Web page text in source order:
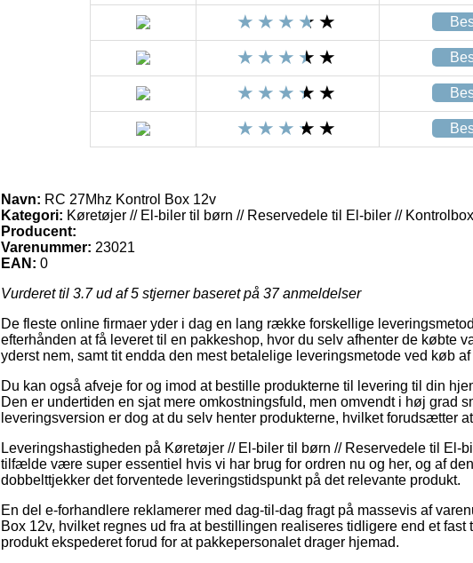
Navn: RC 27Mhz Kontrol Box 12v
Kategori: Køretøjer // El-biler til børn // Reservedele til El-biler //
Producent:
Varenummer: 23021
EAN: 0
Vurderet til 3.7ud af 5 stjerner baseret på 37anmeldelser
De fleste online firmaer yder i dag en lang række forskellige
efterhånden at få leveret til en pakkeshop, hvor du selv afhenter de købte
yderst nem, samt tit endda den mest betalelige leveringsmetode ved køb
Du kan også afveje for og imod at bestille produkterne til levering til din
Den er undertiden en sjat mere omkostningsfuld, men omvendt i høj grad
leveringsversion er dog at du selv henter produkterne, hvilket forudsætter
Leveringshastigheden på Køretøjer // El-biler til børn // Reservedele til El-
tilfælde være super essentiel hvis vi har brug for ordren nu og her, og af
dobbelttjekker det forventede leveringstidspunkt på det relevante produkt.
En del e-forhandlere reklamerer med dag-til-dag fragt på massevis af
Box 12v, hvilket regnes ud fra at bestillingen realiseres tidligere end et fast
produkt ekspederet forud for at pakkepersonalet drager hjemad.